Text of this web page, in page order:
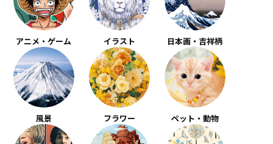
アニメ・ゲーム イラスト 日本画・吉祥柄
風景 フラワー ペット・動物